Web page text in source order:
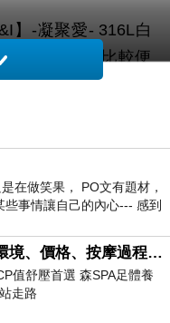
】-凝聚愛- 316L白
上買應該會比較便
選，慢慢比價，不
，
】-凝聚愛- 316L白
箱文及心得分享!
在做笑果， PO文有題材，
事情讓自己的內心--- 感到
招牌森雞湯課程腳底+指壓體驗！環境、價格、按摩過程全紀錄，森SPA足體養生館松江館最新價格表
值舒壓首選 森SPA足體養
走路